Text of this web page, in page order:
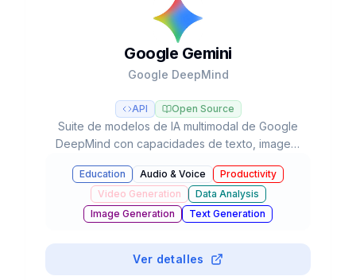
Google Gemini
Google DeepMind
API Open Source
Suite de modelos de IA multimodal de Google
DeepMind con capacidades de texto, imagen,
ecosistema de Google con agentes autónomos
y razonamiento avanzado.
Education Audio & Voice
Productivity
Video Generation
Data Analysis
Image Generation
Text Generation
Coding Assistants
# Browser Extension
Ver detalles